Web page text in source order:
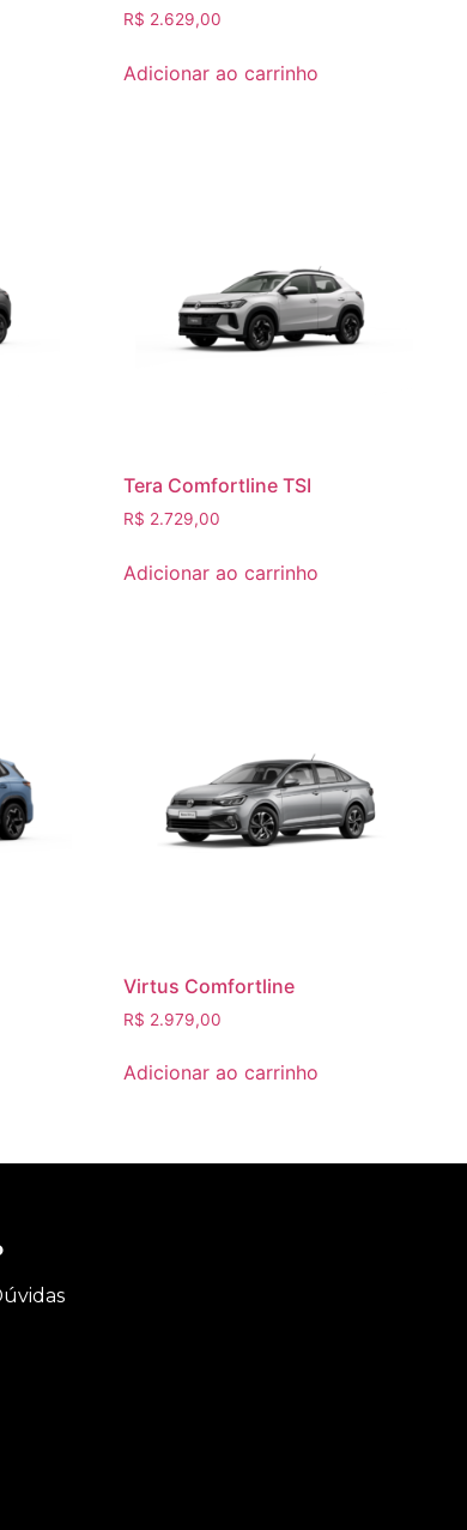
R$ 2.629,00
Adicionar ao carrinho
Tera Comfortline TSI
R$ 2.729,00
Adicionar ao carrinho
Virtus Comfortline
R$ 2.979,00
Adicionar ao carrinho